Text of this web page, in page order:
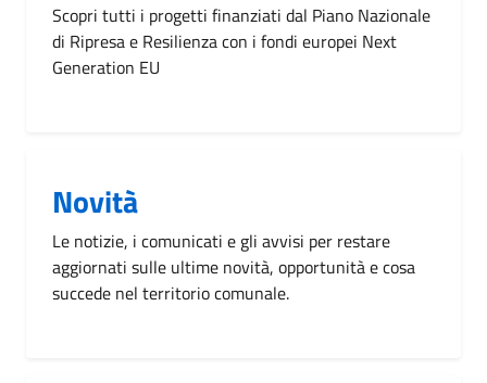
Scopri tutti i progetti finanziati dal Piano Nazionale
di Ripresa e Resilienza con i fondi europei Next
Generation EU
Novità
Le notizie, i comunicati e gli avvisi per restare
aggiornati sulle ultime novità, opportunità e cosa
succede nel territorio comunale.